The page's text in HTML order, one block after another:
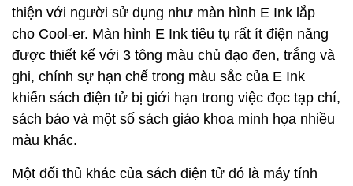
thiện với người sử dụng như màn hình E Ink lắp
cho Cool-er. Màn hình E Ink tiêu tụ rất ít điện năng
được thiết kế với 3 tông màu chủ đạo đen, trắng và
ghi, chính sự hạn chế trong màu sắc của E Ink
khiến sách điện tử bị giới hạn trong việc đọc tạp chí,
sách báo và một số sách giáo khoa minh họa nhiều
màu khác.
Một đối thủ khác của sách điện tử đó là máy tính